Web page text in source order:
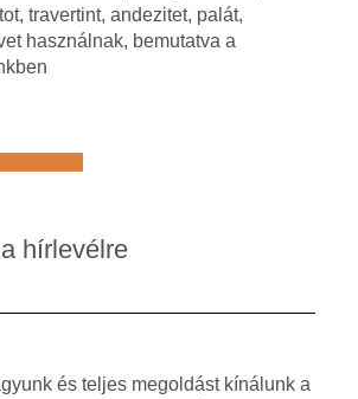
travertint, andezitet, palát,
használnak, bemutatva a
hírlevélre
és teljes megoldást kínálunk a